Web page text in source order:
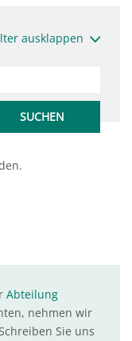
ausklappen
Abteilung
nehmen wir
Sie uns